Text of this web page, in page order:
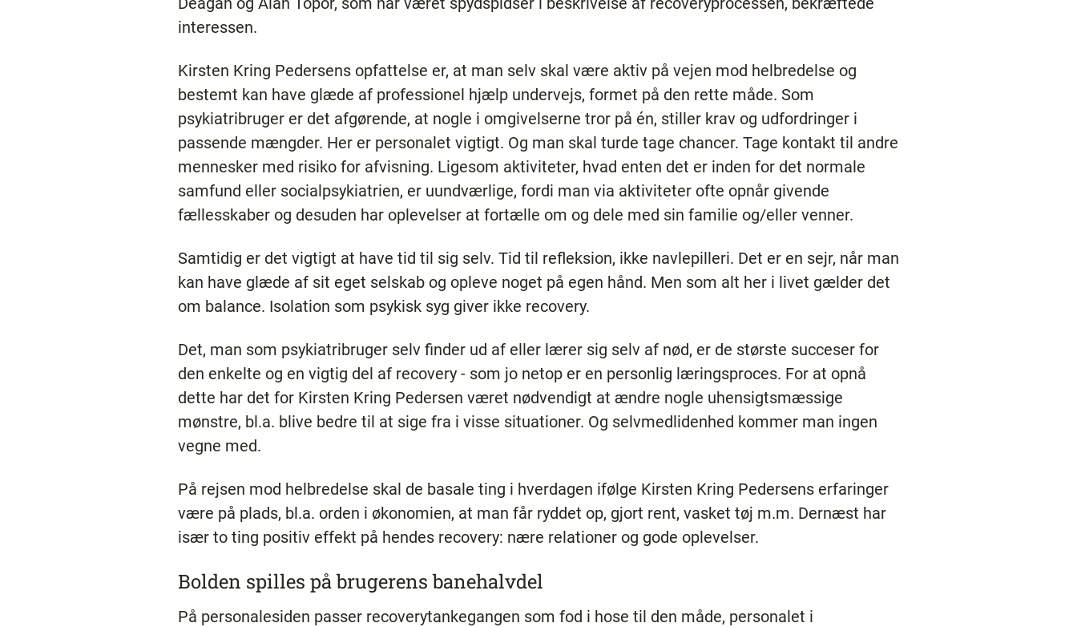
interessen.
Kirsten Kring Pedersens opfattelse er, at man selv skal være aktiv på vejen mod helbredelse og
bestemt kan have glæde af professionel hjælp undervejs, formet på den rette måde. Som
psykiatribruger er det afgørende, at nogle i omgivelserne tror på én, stiller krav og udfordringer i
passende mængder. Her er personalet vigtigt. Og man skal turde tage chancer. Tage kontakt til andre
mennesker med risiko for afvisning. Ligesom aktiviteter, hvad enten det er inden for det normale
samfund eller socialpsykiatrien, er uundværlige, fordi man via aktiviteter ofte opnår givende
fællesskaber og desuden har oplevelser at fortælle om og dele med sin familie og/eller venner.
Samtidig er det vigtigt at have tid til sig selv. Tid til refleksion, ikke navlepilleri. Det er en sejr, når man
kan have glæde af sit eget selskab og opleve noget på egen hånd. Men som alt her i livet gælder det
om balance. Isolation som psykisk syg giver ikke recovery.
Det, man som psykiatribruger selv finder ud af eller lærer sig selv af nød, er de største succeser for
den enkelte og en vigtig del af recovery - som jo netop er en personlig læringsproces. For at opnå
dette har det for Kirsten Kring Pedersen været nødvendigt at ændre nogle uhensigtsmæssige
mønstre, bl.a. blive bedre til at sige fra i visse situationer. Og selvmedlidenhed kommer man ingen
vegne med.
På rejsen mod helbredelse skal de basale ting i hverdagen ifølge Kirsten Kring Pedersens erfaringer
være på plads, bl.a. orden i økonomien, at man får ryddet op, gjort rent, vasket tøj m.m. Dernæst har
især to ting positiv effekt på hendes recovery: nære relationer og gode oplevelser.
Bolden spilles på brugerens banehalvdel
På personalesiden passer recoverytankegangen som fod i hose til den måde, personalet i